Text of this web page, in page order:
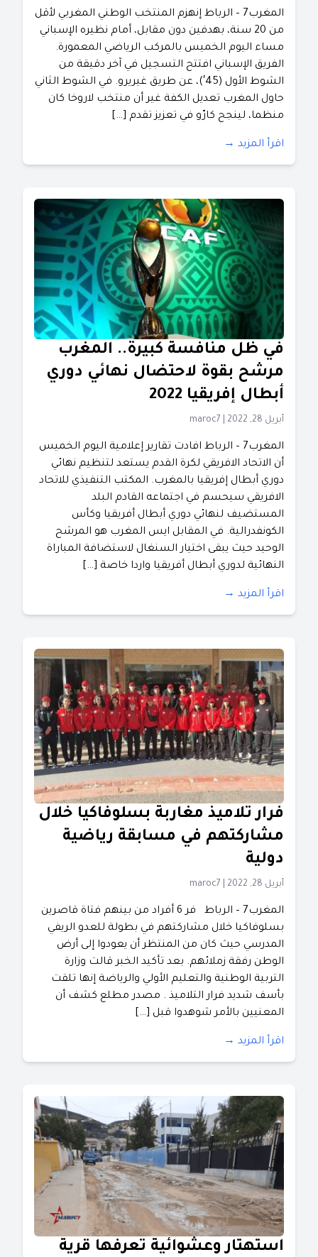
المغرب7 – الرباط إنهزم المنتخب الوطني المغربي لأقل
من 20 سنة، بهدفين دون مقابل، أمام نظيره الإسباني
مساء اليوم الخميس بالمركب الرياضي المعمورة.
الفريق الإسباني افتتح التسجيل في آخر دقيقة من
الشوط الأول (45′)، عن طريق غيريرو. في الشوط الثاني
حاول المغرب تعديل الكفة غير أن منتخب لاروخا كان
منظما، لينجح كارّو في تعزيز تقدم […]
اقرأ المزيد →
في ظل منافسة كبيرة.. المغرب
مرشح بقوة لاحتضال نهائي دوري
أبطال إفريقيا 2022
أبريل 28, 2022 maroc7
المغرب7 – الرباط افادت تقارير إعلامية اليوم الخميس
أن الاتحاد الافريقي لكرة القدم يستعد لتنظيم نهائي
دوري أبطال إفريقيا بالمغرب. المكتب التنفيذي للاتحاد
الافريقي سيحسم في اجتماعه القادم البلد
المستضيف لنهائي دوري أبطال أفريقيا وكأس
الكونفدرالية. في المقابل ايس المغرب هو المرشح
الوحيد حيث يبقى اختيار السنغال لاستضافة المباراة
النهائية لدوري أبطال أفريقيا واردا خاصة […]
اقرأ المزيد →
فرار تلاميذ مغاربة بسلوفاكيا خلال
مشاركتهم في مسابقة رياضية
دولية
أبريل 28, 2022 maroc7
المغرب7 – الرباط فر 6 أفراد من بينهم فتاة قاصرين
بسلوفاكيا خلال مشاركتهم في بطولة للعدو الريفي
المدرسي حيث كان من المنتظر أن يعودوا إلى أرض
الوطن رفقة زملائهم. بعد تأكيد الخبر قالت وزارة
التربية الوطنية والتعليم الأولي والرياضة إنها تلقت
بأسف شديد فرار التلاميذ . مصدر مطلع كشف أن
المعنيين بالأمر شوهدوا قبل […]
اقرأ المزيد →
استهتار وعشوائية تعرفها قرية